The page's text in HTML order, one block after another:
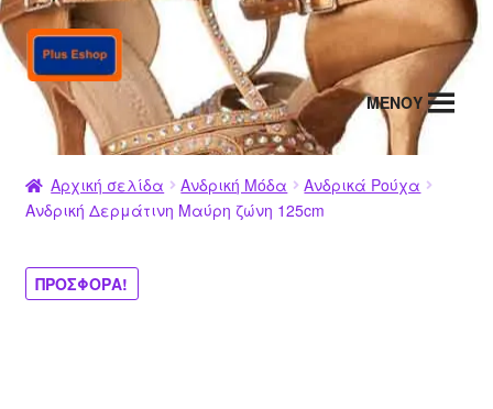
Απευθείας
μετάβαση
στην
πλοήγηση
Μετάβαση
σε
περιεχόμενο
MENΟΥ
Αρχική σελίδα Ανδρική Μόδα
Ανδρικά Ρούχα
Ανδρική Δερμάτινη Μαύρη ζώνη 125cm
ΠΡΟΣΦΟΡΆ!